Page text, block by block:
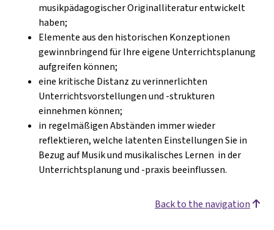
musikpädagogischer Originalliteratur entwickelt
haben;
Elemente aus den historischen Konzeptionen
gewinnbringend für Ihre eigene Unterrichtsplanung
aufgreifen können;
eine kritische Distanz zu verinnerlichten
Unterrichtsvorstellungen und -strukturen
einnehmen können;
in regelmäßigen Abständen immer wieder
reflektieren, welche latenten Einstellungen Sie in
Bezug auf Musik und musikalisches Lernen in der
Unterrichtsplanung und -praxis beeinflussen.
Back to the navigation